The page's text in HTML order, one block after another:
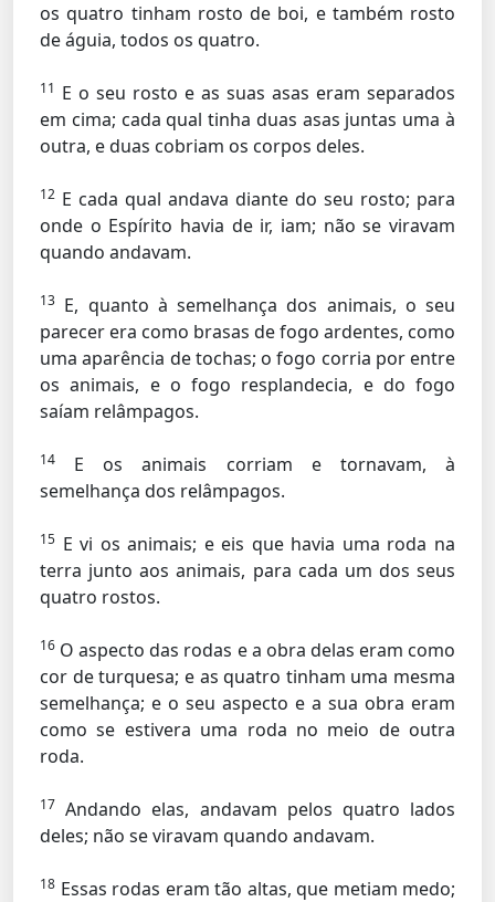
os quatro tinham rosto de boi, e também rosto
de águia, todos os quatro.
11 E o seu rosto e as suas asas eram separados
em cima; cada qual tinha duas asas juntas uma à
outra, e duas cobriam os corpos deles.
12 E cada qual andava diante do seu rosto; para
onde o Espírito havia de ir, iam; não se viravam
quando andavam.
13 E, quanto à semelhança dos animais, o seu
parecer era como brasas de fogo ardentes, como
uma aparência de tochas; o fogo corria por entre
os animais, e o fogo resplandecia, e do fogo
saíam relâmpagos.
14
E os animais corriam e tornavam, à
semelhança dos relâmpagos.
15 E vi os animais; e eis que havia uma roda na
terra junto aos animais, para cada um dos seus
quatro rostos.
16 O aspecto das rodas e a obra delas eram como
cor de turquesa; e as quatro tinham uma mesma
semelhança; e o seu aspecto e a sua obra eram
como se estivera uma roda no meio de outra
roda.
17 Andando elas, andavam pelos quatro lados
deles; não se viravam quando andavam.
18 Essas rodas eram tão altas, que metiam medo;